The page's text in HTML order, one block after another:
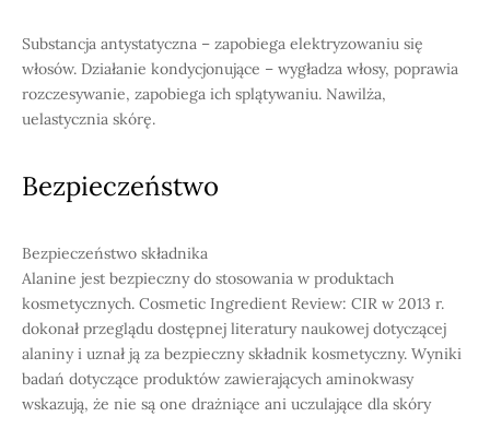
Substancja antystatyczna – zapobiega elektryzowaniu się
włosów. Działanie kondycjonujące – wygładza włosy, poprawia
rozczesywanie, zapobiega ich splątywaniu. Nawilża,
uelastycznia skórę.
Bezpieczeństwo
Bezpieczeństwo składnika
Alanine jest bezpieczny do stosowania w produktach
kosmetycznych. Cosmetic Ingredient Review: CIR w 2013 r.
dokonał przeglądu dostępnej literatury naukowej dotyczącej
alaniny i uznał ją za bezpieczny składnik kosmetyczny. Wyniki
badań dotyczące produktów zawierających aminokwasy
wskazują, że nie są one drażniące ani uczulające dla skóry